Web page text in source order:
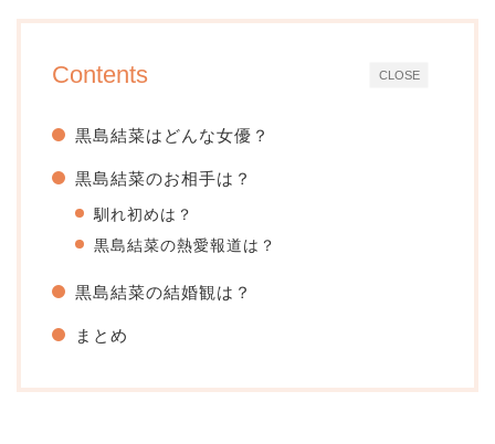
CLOSE
Contents
黒島結菜はどんな女優？
黒島結菜のお相手は？
馴れ初めは？
黒島結菜の熱愛報道は？
黒島結菜の結婚観は？
まとめ